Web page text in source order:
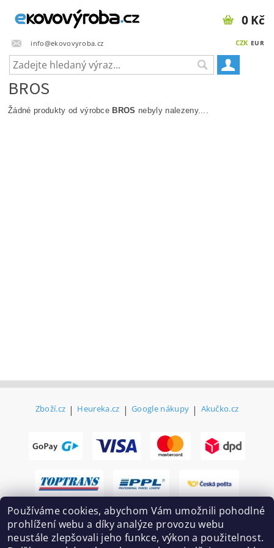
info@ekovovyroba.cz CZK EUR
0 Kč
BROS
Žádné produkty od výrobce BROS nebyly nalezeny....
Zboží.cz | Heureka.cz | Google nákupy | Akučko.cz
Používáme cookies, abychom Vám umožnili pohodlné
prohlížení webu a díky analýze provozu webu
neustále zlepšovali jeho funkce, výkon a použitelnost.